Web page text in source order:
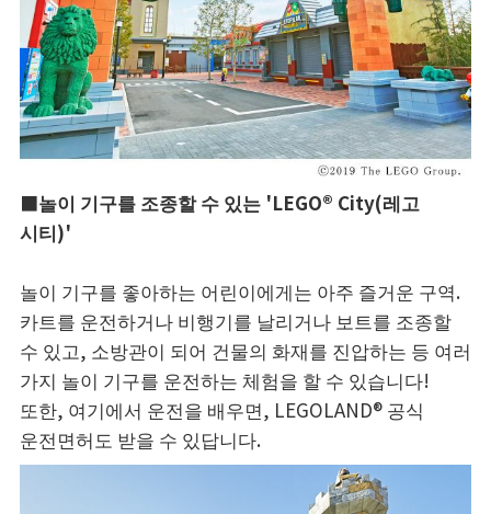
■놀이 기구를 조종할 수 있는 'LEGO® City(레고
시티)'
놀이 기구를 좋아하는 어린이에게는 아주 즐거운 구역.
카트를 운전하거나 비행기를 날리거나 보트를 조종할
수 있고, 소방관이 되어 건물의 화재를 진압하는 등 여러
가지 놀이 기구를 운전하는 체험을 할 수 있습니다!
또한, 여기에서 운전을 배우면, LEGOLAND® 공식
운전면허도 받을 수 있답니다.